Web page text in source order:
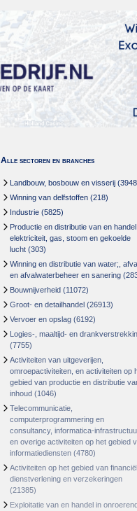
Alle sectoren en branches
Landbouw, bosbouw en visserij
Winning van delfstoffen (218)
Industrie (5825)
Productie en distributie van en
elektriciteit, gas, stoom en gekoelde
lucht (303)
Winning en distributie van water;,
en afvalwaterbeheer en sanering
Bouwnijverheid (11072)
Groot- en detailhandel (26913)
Vervoer en opslag (6192)
Logies-, maaltijd- en
(7755)
Activiteiten van uitgeverijen,
omroepactiviteiten, en activiteiten op
gebied van productie en distributie
inhoud (1046)
Telecommunicatie,
computerprogrammering en
consultancy, informatica-
en overige activiteiten op het gebied
informatiediensten (4780)
Activiteiten op het gebied van
dienstverlening en verzekeringen
(21385)
Exploitatie van en handel in